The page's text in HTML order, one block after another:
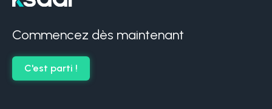
Commencez dès maintenant
C'est parti !